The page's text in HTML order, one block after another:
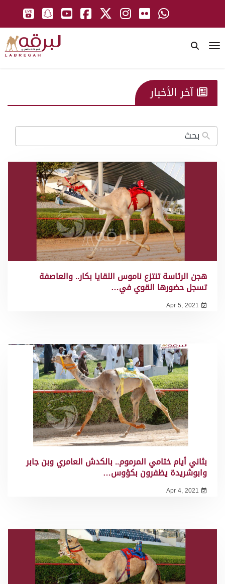
آخر الأخبار
هجن الرئاسة تنتزع ناموس اللقايا بكار.. والعاصفة
تسجل حضورها القوي في…
Apr 5, 2021
بثاني أيام ختامي المرموم.. بالكدش العامري وبن جابر
وابوشريدة يظفرون بكؤوس…
Apr 4, 2021